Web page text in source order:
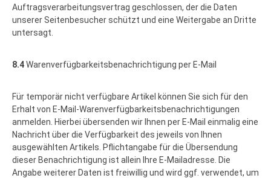
Auftragsverarbeitungsvertrag geschlossen, der die Daten
unserer Seitenbesucher schützt und eine Weitergabe an Dritte
untersagt.
8.4Warenverfügbarkeitsbenachrichtigung per E-Mail
Für temporär nicht verfügbare Artikel können Sie sich für den
Erhalt von E-Mail-Warenverfügbarkeitsbenachrichtigungen
anmelden. Hierbei übersenden wir Ihnen per E-Mail einmalig eine
Nachricht über die Verfügbarkeit des jeweils von Ihnen
ausgewählten Artikels. Pflichtangabe für die Übersendung
dieser Benachrichtigung ist allein Ihre E-Mailadresse. Die
Angabe weiterer Daten ist freiwillig und wird ggf. verwendet, um